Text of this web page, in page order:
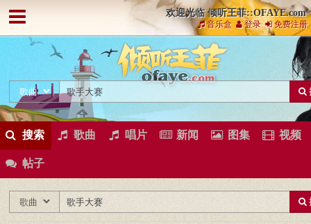
欢迎光临 倾听王菲::OFAYE.com
音乐盒 登录 免费注册
搜索 歌曲 唱片 新闻 图集 视频
帖子